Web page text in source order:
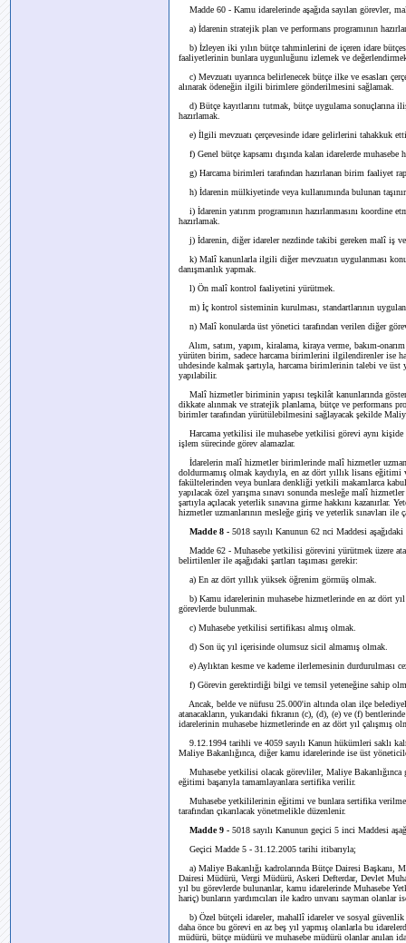
Madde 60 - Kamu idarelerinde aşağıda sayılan görevler,
a) İdarenin stratejik plan ve performans programının
b) İzleyen iki yılın bütçe tahminlerini de içeren idare
faaliyetlerinin bunlara uygunluğunu izlemek ve
c) Mevzuatı uyarınca belirlenecek bütçe ilke ve esasları
alınarak ödeneğin ilgili birimlere gönderilmesini sağlamak.
d) Bütçe kayıtlarını tutmak, bütçe uygulama sonuçlarına
hazırlamak.
e) İlgili mevzuatı çerçevesinde idare gelirlerini tahakkuk
f) Genel bütçe kapsamı dışında kalan idarelerde
g) Harcama birimleri tarafından hazırlanan birim faaliyet
h) İdarenin mülkiyetinde veya kullanımında bulunan
i) İdarenin yatırım programının hazırlanmasını koordine
hazırlamak.
j) İdarenin, diğer idareler nezdinde takibi gereken malî iş
k) Malî kanunlarla ilgili diğer mevzuatın uygulanması
danışmanlık yapmak.
l) Ön malî kontrol faaliyetini yürütmek.
m) İç kontrol sisteminin kurulması, standartlarının
n) Malî konularda üst yönetici tarafından verilen diğer
Alım, satım, yapım, kiralama, kiraya verme, bakım-
yürüten birim, sadece harcama birimlerini ilgilendirenler ise
uhdesinde kalmak şartıyla, harcama birimlerinin talebi ve
yapılabilir.
Malî hizmetler biriminin yapısı teşkilât kanunlarında
dikkate alınmak ve stratejik planlama, bütçe ve performans
birimler tarafından yürütülebilmesini sağlayacak şekilde
Harcama yetkilisi ile muhasebe yetkilisi görevi aynı
işlem sürecinde görev alamazlar.
İdarelerin malî hizmetler birimlerinde malî hizmetler uzmanı
doldurmamış olmak kaydıyla, en az dört yıllık lisans
fakültelerinden veya bunlara denkliği yetkili makamlarca
yapılacak özel yarışma sınavı sonunda mesleğe malî
şartıyla açılacak yeterlik sınavına girme hakkını kazanırlar.
hizmetler uzmanlarının mesleğe giriş ve yeterlik sınavları ile
Madde 8 - 5018 sayılı Kanunun 62 nci Maddesi
Madde 62 - Muhasebe yetkilisi görevini yürütmek üzere
belirtilenler ile aşağıdaki şartları taşıması gerekir:
a) En az dört yıllık yüksek öğrenim görmüş olmak.
b) Kamu idarelerinin muhasebe hizmetlerinde en az dört yıl
görevlerde bulunmak.
c) Muhasebe yetkilisi sertifikası almış olmak.
d) Son üç yıl içerisinde olumsuz sicil almamış olmak.
e) Aylıktan kesme ve kademe ilerlemesinin durdurulması
f) Görevin gerektirdiği bilgi ve temsil yeteneğine sahip
Ancak, belde ve nüfusu 25.000'in altında olan ilçe
atanacakların, yukarıdaki fıkranın (c), (d), (e) ve (f)
idarelerinin muhasebe hizmetlerinde en az dört yıl çalışmış
9.12.1994 tarihli ve 4059 sayılı Kanun hükümleri saklı
Maliye Bakanlığınca, diğer kamu idarelerinde ise üst
Muhasebe yetkilisi olacak görevliler, Maliye
eğitimi başarıyla tamamlayanlara sertifika verilir.
Muhasebe yetkililerinin eğitimi ve bunlara sertifika
tarafından çıkarılacak yönetmelikle düzenlenir.
Madde 9 - 5018 sayılı Kanunun geçici 5 inci Maddesi
Geçici Madde 5 - 31.12.2005 tarihi itibarıyla;
a) Maliye Bakanlığı kadrolarında Bütçe Dairesi Başkanı,
Dairesi Müdürü, Vergi Müdürü, Askeri Defterdar, Devlet
yıl bu görevlerde bulunanlar, kamu idarelerinde Muhasebe
hariç) bunların yardımcıları ile kadro unvanı sayman olanlar
b) Özel bütçeli idareler, mahallî idareler ve sosyal güvenlik
daha önce bu görevi en az beş yıl yapmış olanlarla bu
müdürü, bütçe müdürü ve muhasebe müdürü olanlar anılan